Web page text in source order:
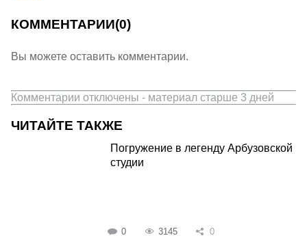
КОММЕНТАРИИ(0)
Вы можете оставить комментарии.
Комментарии отключены - материал старше 3 дней
ЧИТАЙТЕ ТАКЖЕ
Погружение в легенду Арбузовской
студии
0 3145 0